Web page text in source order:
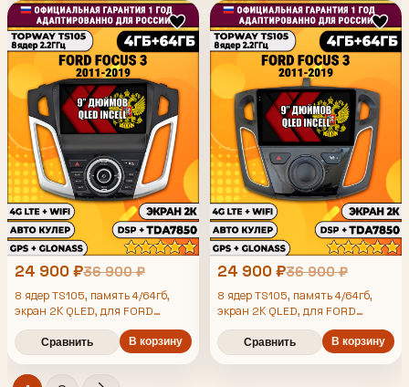
24 900 ₽36 900 ₽
8 ядер TS105, память 4/64гб,
экран 2К QLED, для FORD
магнитола
Сравнить В корзину
24 900 ₽36 900 ₽
8 ядер TS105, память 4/64гб,
экран 2К QLED, для FORD
магнитола
Сравнить В корзину